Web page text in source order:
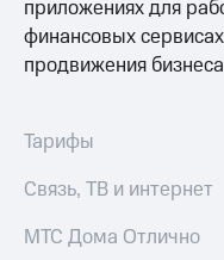
Собрания
акционеров
Личный
кабинет
и
Рынок
приложениях для
финансовых
продвижения
Тарифы
Связь, ТВ и интернет
МТС Дома Отлично